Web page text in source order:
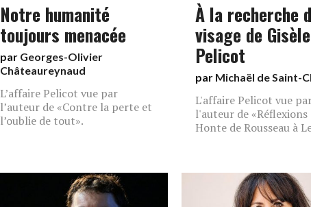
Notre humanité
toujours menacée
par Georges-Olivier
Châteaureynaud
L’affaire Pelicot vue par
l’auteur de «Contre la perte et
l’oublie de tout».
À la recherche
visage de Gisèle
Pelicot
par Michaël de Saint-
L'affaire Pelicot vue
l'auteur de «Réflexions
Honte de Rousseau à